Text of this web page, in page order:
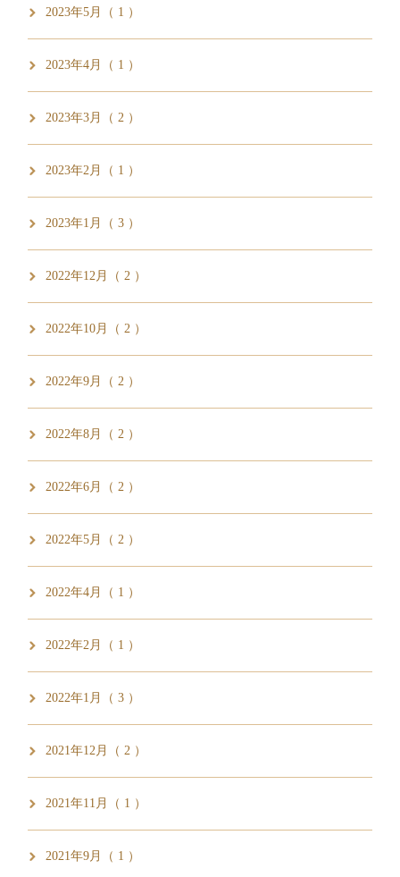
2023年5月（ 1 ）
2023年4月（ 1 ）
2023年3月（ 2 ）
2023年2月（ 1 ）
2023年1月（ 3 ）
2022年12月（ 2 ）
2022年10月（ 2 ）
2022年9月（ 2 ）
2022年8月（ 2 ）
2022年6月（ 2 ）
2022年5月（ 2 ）
2022年4月（ 1 ）
2022年2月（ 1 ）
2022年1月（ 3 ）
2021年12月（ 2 ）
2021年11月（ 1 ）
2021年9月（ 1 ）